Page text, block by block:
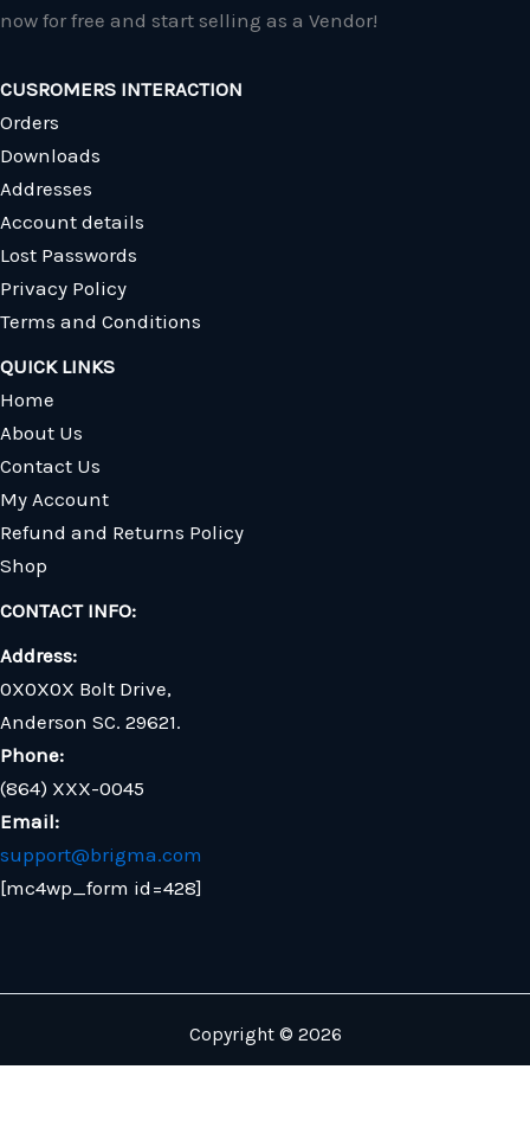
now for free and start selling as a Vendor!
CUSROMERS INTERACTION
Orders
Downloads
Addresses
Account details
Lost Passwords
Privacy Policy
Terms and Conditions
QUICK LINKS
Home
About Us
Contact Us
My Account
Refund and Returns Policy
Shop
CONTACT INFO:
Address:
0X0X0X Bolt Drive,
Anderson SC. 29621.
Phone:
(864) XXX-0045
Email:
support@brigma.com
[mc4wp_form id=428]
Copyright © 2026